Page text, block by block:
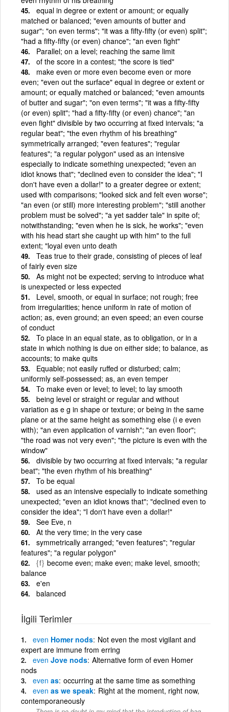
equal in degree or extent or amount; or equally
matched or balanced; "even amounts of butter and
sugar"; "on even terms"; "it was a fifty-fifty (or even) split";
"had a fifty-fifty (or even) chance"; "an even fight"
Parallel; on a level; reaching the same limit
of the score in a contest; "the score is tied"
make even or more even become even or more
even; "even out the surface" equal in degree or extent or
amount; or equally matched or balanced; "even amounts
of butter and sugar"; "on even terms"; "it was a fifty-fifty
(or even) split"; "had a fifty-fifty (or even) chance"; "an
even fight" divisible by two occurring at fixed intervals; "a
regular beat"; "the even rhythm of his breathing"
symmetrically arranged; "even features"; "regular
features"; "a regular polygon" used as an intensive
especially to indicate something unexpected; "even an
idiot knows that"; "declined even to consider the idea"; "I
don't have even a dollar!" to a greater degree or extent;
used with comparisons; "looked sick and felt even worse";
"an even (or still) more interesting problem"; "still another
problem must be solved"; "a yet sadder tale" in spite of;
notwithstanding; "even when he is sick, he works"; "even
with his head start she caught up with him" to the full
extent; "loyal even unto death
Teas true to their grade, consisting of pieces of leaf
of fairly even size
As might not be expected; serving to introduce what
is unexpected or less expected
Level, smooth, or equal in surface; not rough; free
from irregularities; hence uniform in rate of motion of
action; as, even ground; an even speed; an even course
of conduct
To place in an equal state, as to obligation, or in a
state in which nothing is due on either side; to balance, as
accounts; to make quits
Equable; not easily ruffed or disturbed; calm;
uniformly self-possessed; as, an even temper
To make even or level; to level; to lay smooth
being level or straight or regular and without
variation as e g in shape or texture; or being in the same
plane or at the same height as something else (i e even
with); "an even application of varnish"; "an even floor";
"the road was not very even"; "the picture is even with the
window"
divisible by two occurring at fixed intervals; "a regular
beat"; "the even rhythm of his breathing"
To be equal
used as an intensive especially to indicate something
unexpected; "even an idiot knows that"; "declined even to
consider the idea"; "I don't have even a dollar!"
See Eve, n
At the very time; in the very case
symmetrically arranged; "even features"; "regular
features"; "a regular polygon"
{f} become even; make even; make level, smooth;
balance
e'en
balanced
İlgili Terimler
even Homer nods Not even the most vigilant and
expert are immune from erring
even Jove nods Alternative form of even Homer
nods
even as occurring at the same time as something
even as we speak Right at the moment, right now,
contemporaneously